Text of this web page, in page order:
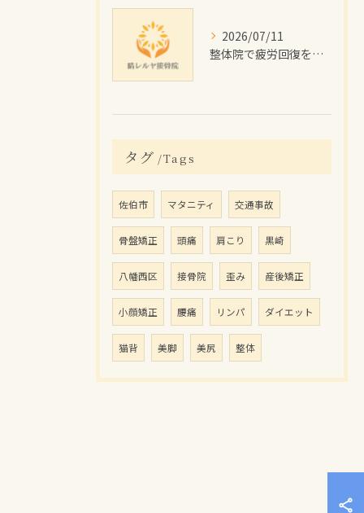
2026/07/11
整体院で疲労回復を目指す佐伯市の施術効果と費用・通院プラン徹底解説
タグ Tags
佐伯市 マタニティ 交通事故
骨盤矯正 頭痛 肩こり 黒崎
八幡西区 接骨院 歪み 産後矯正
小顔矯正 腰痛 リンパ ダイエット
猫背 美脚 美尻 整体